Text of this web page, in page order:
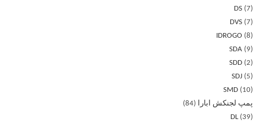
DS 7
DVS 7
IDROGO
8
SDA
9
SDD 2
SDJ
5
SMD
10
پمپ لجنکش ابارا
84
DL 39